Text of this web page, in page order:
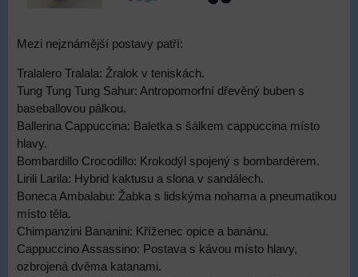
Mezi nejznámější postavy patří:
Tralalero Tralala: Žralok v teniskách.
Tung Tung Tung Sahur: Antropomorfní dřevěný buben s
baseballovou pálkou.
Ballerina Cappuccina: Baletka s šálkem cappuccina místo
hlavy.
Bombardillo Crocodillo: Krokodýl spojený s bombardérem.
Lirili Larila: Hybrid kaktusu a slona v sandálech.
Boneca Ambalabu: Žabka s lidskýma nohama a pneumatikou
místo těla.
Chimpanzini Bananini: Kříženec opice a banánu.
Cappuccino Assassino: Postava s kávou místo hlavy,
ozbrojená dvěma katanami.